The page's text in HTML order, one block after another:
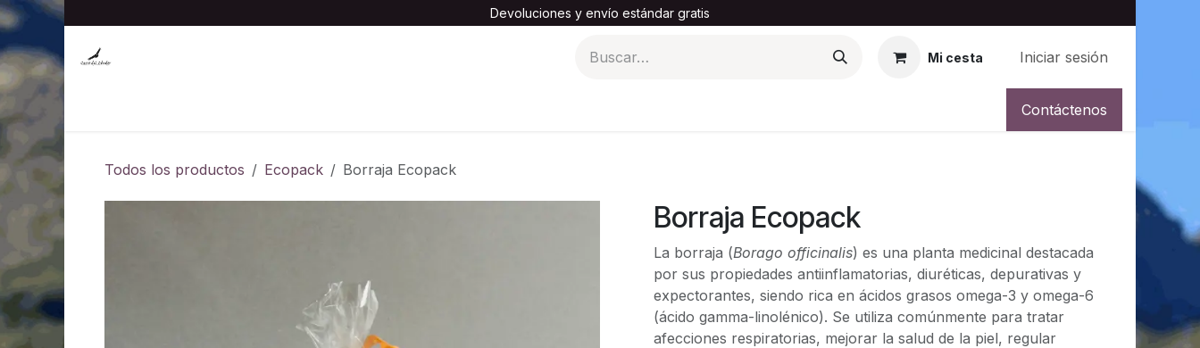
Ir al contenido Devoluciones y envío estándar gratis
Mi cesta Iniciar sesión
Contáctenos
Todos los productos Ecopack Borraja Ecopack
Borraja Ecopack
La borraja (Borago officinalis) es una planta medicinal destacada
por sus propiedades antiinflamatorias, diuréticas, depurativas y
expectorantes, siendo rica en ácidos grasos omega-3 y omega-6
(ácido gamma-linolénico). Se utiliza comúnmente para tratar
afecciones respiratorias, mejorar la salud de la piel, regular